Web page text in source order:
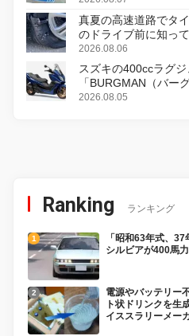
真夏の高速道路でタ
のドライブ前に知っ
2026.08.06
スズキの400ccラグ
「BURGMAN（バー
変更し、8月18日に発
2026.08.05
Ranking ランキング
「昭和63年式、
シルビアが400馬
電源やバッテリー
ト状ドリンクを生
イススラリーメー